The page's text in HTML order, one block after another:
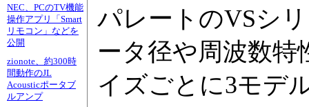
NEC、PCのTV機能
操作アプリ「Smart
リモコン」などを
公開
zionote、約300時
間動作のJL
Acousticポータブ
ルアンプ
パレートのVSシ
ータ径や周波数
イズごとに3モデ